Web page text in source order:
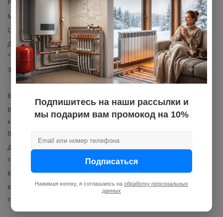
Режим незамерзания
Материал изготовления
пластик
Сенсорное управление
Нет
Диапазон рабочих температур,
°C
Электропитание
Питание от батарей типа ААА
2 шт
Влажность, %
Возможность использовать
как дистанционный
беспроводной выключатель
Диапазон настройки
температуры, °С
5-30
Количество выходов
1
Количество датчиков
температуры
1
Подпишитесь на наши рассылки и
мы подарим вам промокод на 10%
Подписаться
Нажимая кнопку, я соглашаюсь на обработку персональных
данных